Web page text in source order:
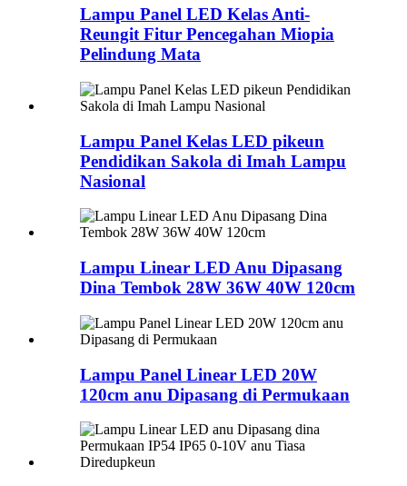
Lampu Panel LED Kelas Anti-
Reungit Fitur Pencegahan Miopia
Pelindung Mata
Lampu Panel Kelas LED pikeun
Pendidikan Sakola di Imah Lampu
Nasional
Lampu Linear LED Anu Dipasang
Dina Tembok 28W 36W 40W 120cm
Lampu Panel Linear LED 20W
120cm anu Dipasang di Permukaan